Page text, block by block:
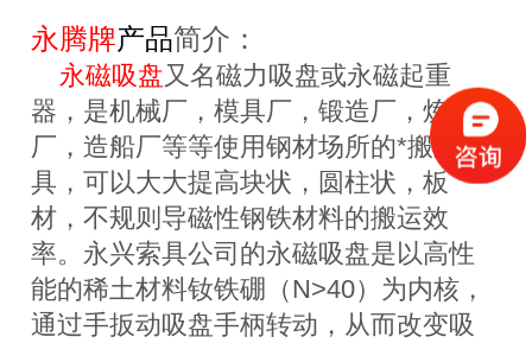
永腾牌产品简介：
永磁吸盘又名磁力吸盘或永磁起重
器，是机械厂，模具厂，锻造厂，炼钢
厂，造船厂等等使用钢材场所的*搬运工
具，可以大大提高块状，圆柱状，板
材，不规则导磁性钢铁材料的搬运效
率。永兴索具公司的永磁吸盘是以高性
能的稀土材料钕铁硼（N>40）为内核，
通过手扳动吸盘手柄转动，从而改变吸